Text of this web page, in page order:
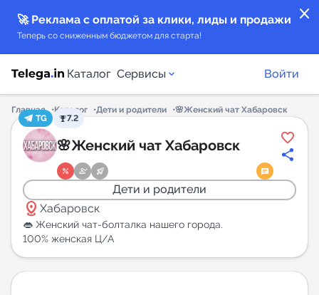
close
🚀 Реклама с оплатой за клики, лиды и продажи
Теперь со сниженным бюджетом для старта!
Каталог Сервисы
Каталог каналов
Каталог ботов
Горящие предложения
Индекс читаемости каналов в Telegram
New
Войти
Главная Каталог Дети и родители
🌸Женский чат Хабаровск
TG
7.2
🌸Женский чат Хабаровск
Дети и родители
distance Хабаровск
👄 Женский чат-болталка нашего города.
100% женская Ц/А